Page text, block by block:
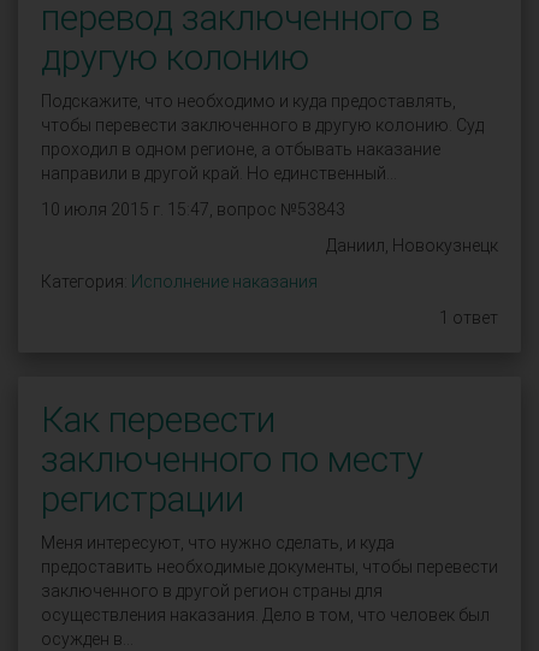
перевод заключенного в
другую колонию
Подскажите, что необходимо и куда предоставлять,
чтобы перевести заключенного в другую колонию. Суд
проходил в одном регионе, а отбывать наказание
направили в другой край. Но единственный...
10 июля 2015 г. 15:47, вопрос №53843
Даниил, Новокузнецк
Категория: Исполнение наказания
1 ответ
Как перевести
заключенного по месту
регистрации
Меня интересуют, что нужно сделать, и куда
предоставить необходимые документы, чтобы перевести
заключенного в другой регион страны для
осуществления наказания. Дело в том, что человек был
осужден в...